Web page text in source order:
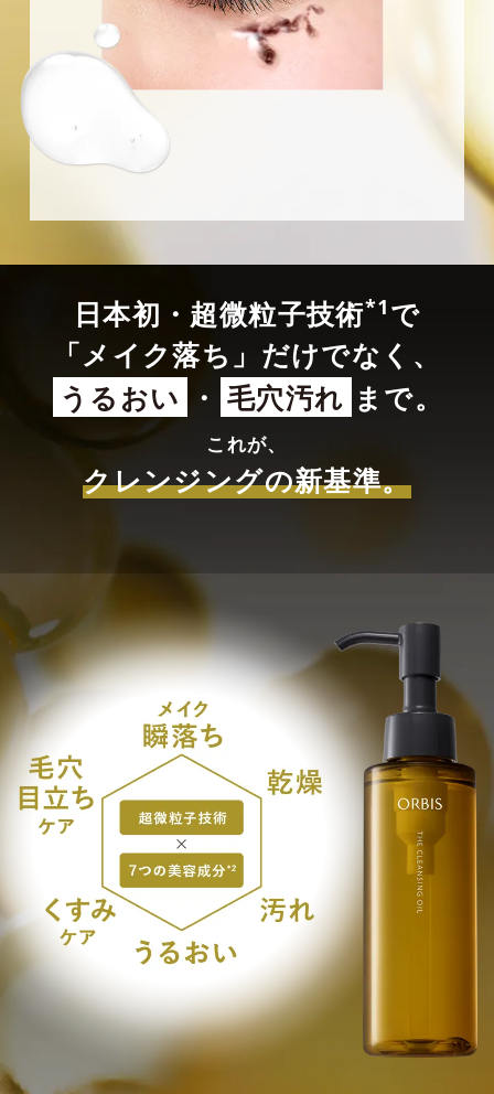
日本初・超微粒子技術*1 で
「メイク落ち」だけでなく、
うるおい
・ 毛穴汚れ まで。
これが、
クレンジングの新基準。